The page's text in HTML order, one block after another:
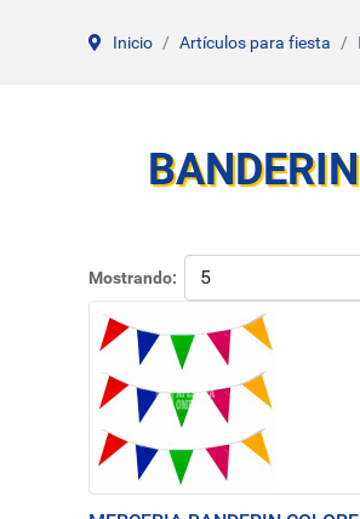
Inicio Artículos para fiesta
Mostrando: